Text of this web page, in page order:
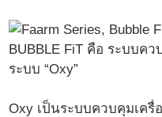
BUBBLE FiT คือ ระบบค
ระบบ “Oxy”
Oxy เป็นระบบควบคุมเครื่